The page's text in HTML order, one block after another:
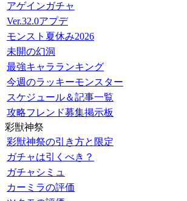
アゲインガチャ
Ver.32.0アプデ
モンスト夏休み2026
未開の幻洞
最強キャラランキング
今週のラッキーモンスター
スケジュール＆記事一覧
攻略フレンド募集掲示板
彩獣神祭
彩獣神祭の引き方と限定
ガチャは引くべき？
ガチャシミュ
カーミラの評価